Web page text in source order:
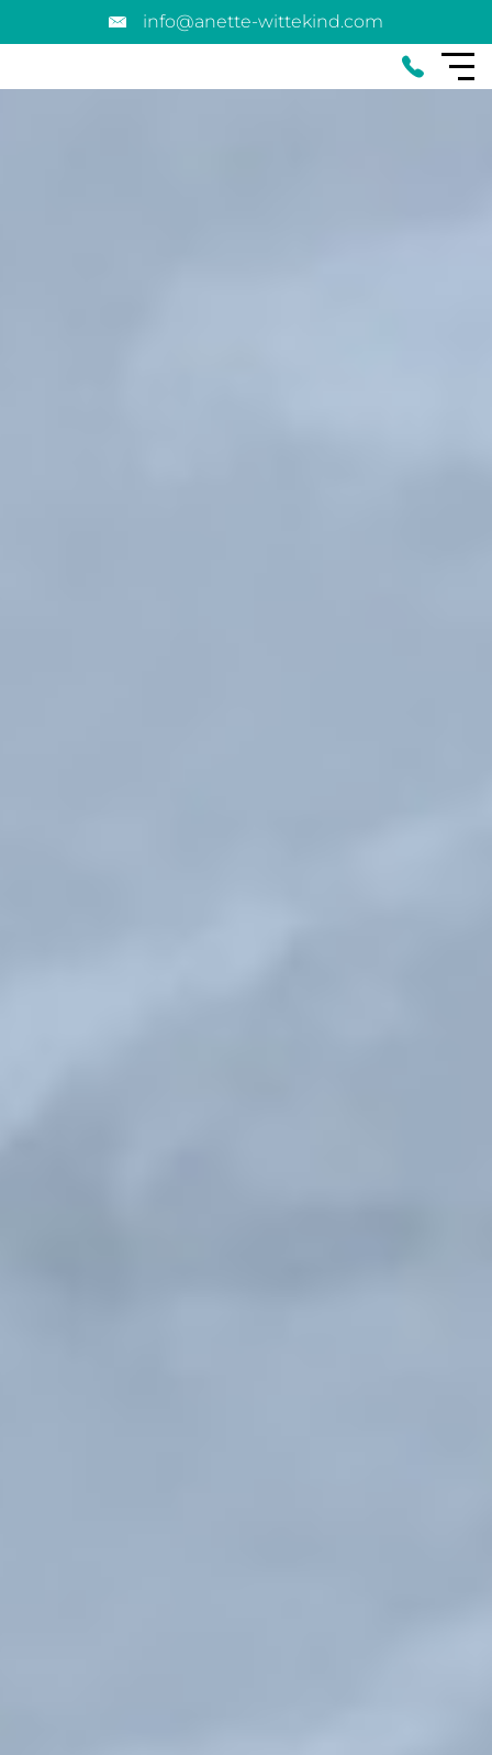
info@anette-wittekind.com